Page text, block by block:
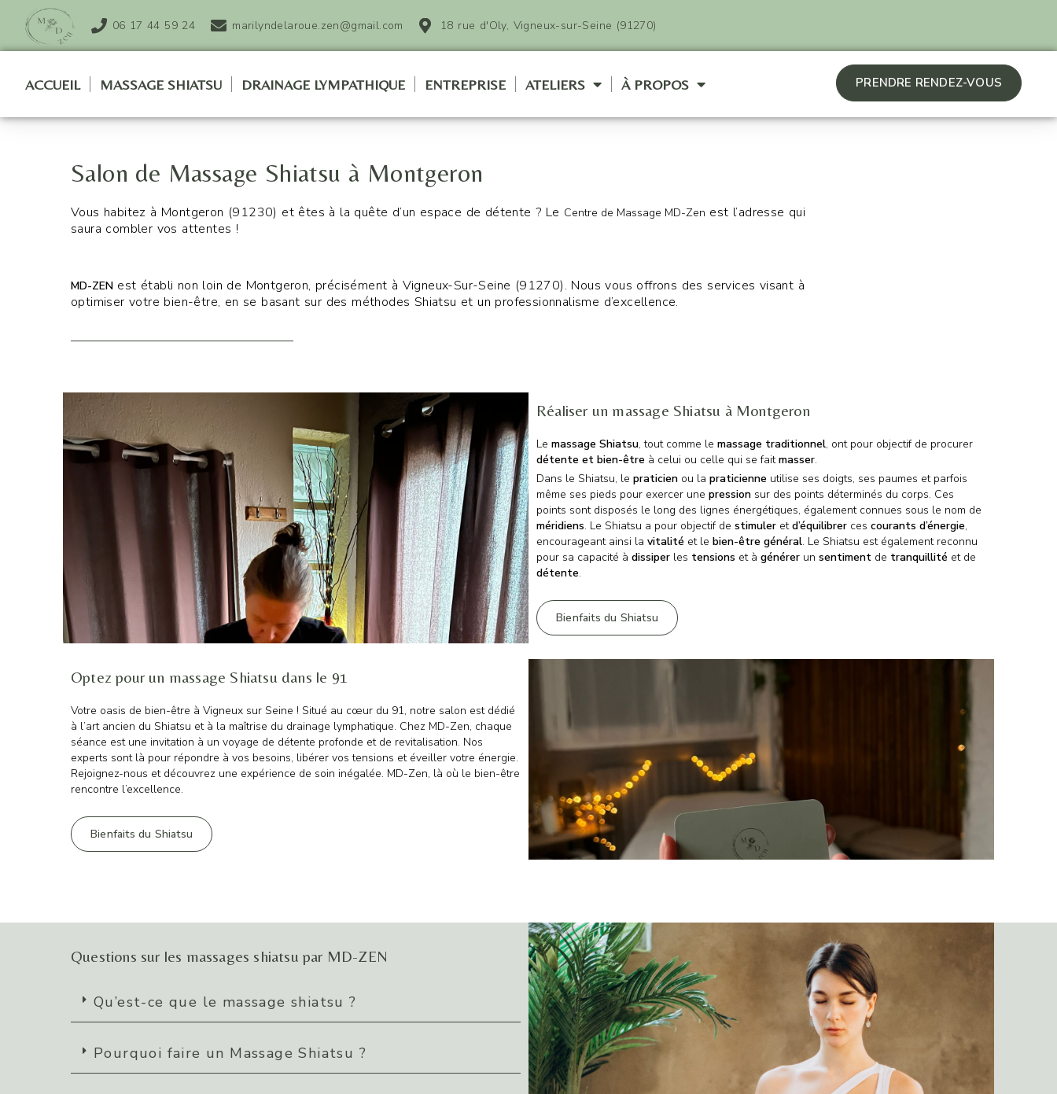
06 17 44 59 24 marilyndelaroue.zen@gmail.com 18 rue d'Oly, Vigneux-sur-Seine (91270)
ACCUEIL MASSAGE SHIATSU DRAINAGE LYMPATHIQUE ENTREPRISE ATELIERS À PROPOS PRENDRE RENDEZ-VOUS
Salon de Massage Shiatsu à Montgeron
Vous habitez à Montgeron (91230) et êtes à la quête d’un espace de détente ? Le Centre de Massage MD-Zen est l’adresse qui
saura combler vos attentes !
MD-ZEN est établi non loin de Montgeron, précisément à Vigneux-Sur-Seine (91270). Nous vous offrons des services visant à
optimiser votre bien-être, en se basant sur des méthodes Shiatsu et un professionnalisme d’excellence.
Réaliser un massage Shiatsu à Montgeron
Le massage Shiatsu, tout comme le massage traditionnel, ont pour objectif de procurer
détente et bien-être à celui ou celle qui se faitmasser.
Dans le Shiatsu, le praticien ou la praticienne utilise ses doigts, ses paumes et parfois
même ses pieds pour exercer une pression sur des points déterminés du corps. Ces
points sont disposés le long des lignes énergétiques, également connues sous le nom de
méridiens. Le Shiatsu a pour objectif de stimuler etd’équilibrer ces courants d’énergie,
encourageant ainsi la vitalité et le bien-être général. Le Shiatsu est également reconnu
pour sa capacité à dissiper les tensions et à générer un sentiment de tranquillité et de
détente.
Bienfaits du Shiatsu
Optez pour un massage Shiatsu dans le 91
Votre oasis de bien-être à Vigneux sur Seine ! Situé au cœur du 91, notre salon est dédié
à l’art ancien du Shiatsu et à la maîtrise du drainage lymphatique. Chez MD-Zen, chaque
séance est une invitation à un voyage de détente profonde et de revitalisation. Nos
experts sont là pour répondre à vos besoins, libérer vos tensions et éveiller votre énergie.
Rejoignez-nous et découvrez une expérience de soin inégalée. MD-Zen, là où le bien-être
rencontre l’excellence.
Bienfaits du Shiatsu
Questions sur les massages shiatsu par MD-ZEN
Qu’est-ce que le massage shiatsu ?
Pourquoi faire un Massage Shiatsu ?